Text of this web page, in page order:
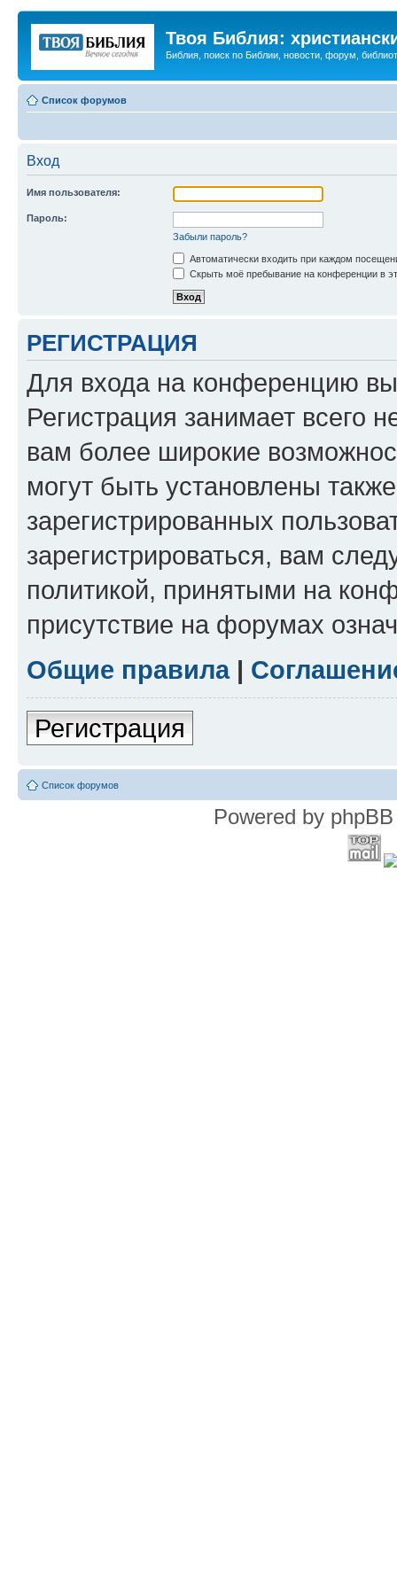
Твоя Библия:
Библия, поиск по Библии, новости, форум,
Список форумов
Вход
Имя пользователя:
Пароль:
Забыли пароль?
Автоматически входить при каждом
Скрыть моё пребывание на конференции в
РЕГИСТРАЦИЯ
Для входа на конференцию
Регистрация занимает всего
вам более широкие
могут быть установлены
зарегистрированных
зарегистрироваться, вам
политикой, принятыми на
присутствие на форумах
Общие правила|
Регистрация
Список форумов
Powered by